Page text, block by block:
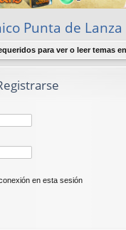
Punta de Lanza
para ver o leer temas
en esta sesión